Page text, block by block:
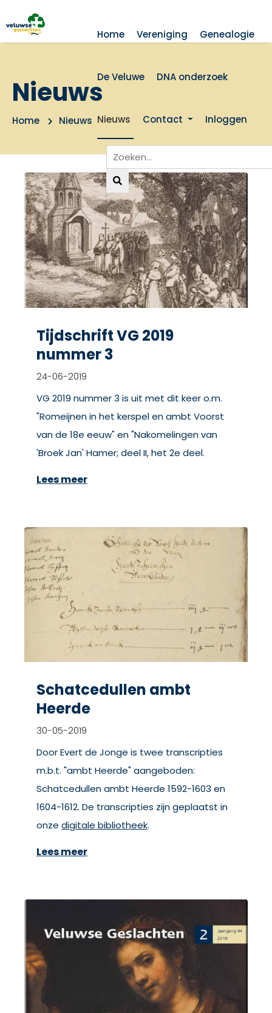
Home Vereniging Genealogie
De Veluwe DNA onderzoek
Nieuws Contact Inloggen
Nieuws
Home Nieuws
Tijdschrift VG 2019
nummer 3
24-06-2019
VG 2019 nummer 3 is uit met dit keer o.m.
"Romeijnen in het kerspel en ambt Voorst
van de 18e eeuw" en "Nakomelingen van
'Broek Jan' Hamer; deel II, het 2e deel.
Lees meer
Schatcedullen ambt
Heerde
30-05-2019
Door Evert de Jonge is twee transcripties
m.b.t. "ambt Heerde" aangeboden:
Schatcedullen ambt Heerde 1592-1603 en
1604-1612. De transcripties zijn geplaatst in
onze digitale bibliotheek.
Lees meer